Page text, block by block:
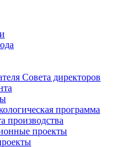
Совета директоров
программа
производства
проекты